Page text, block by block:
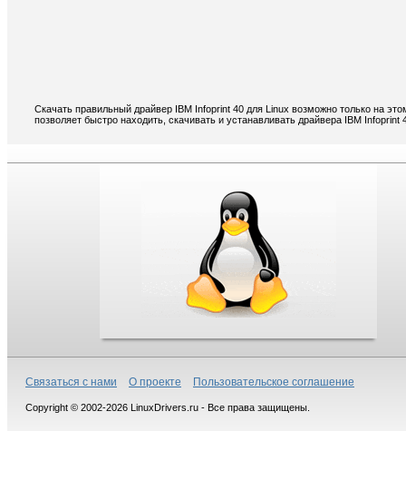
Скачать правильный драйвер IBM Infoprint 40 для Linux возможно только на
позволяет быстро находить, скачивать и устанавливать драйвера IBM
Связаться с нами О проекте Пользовательское соглашение
Copyright © 2002-2026 LinuxDrivers.ru - Все права защищены.